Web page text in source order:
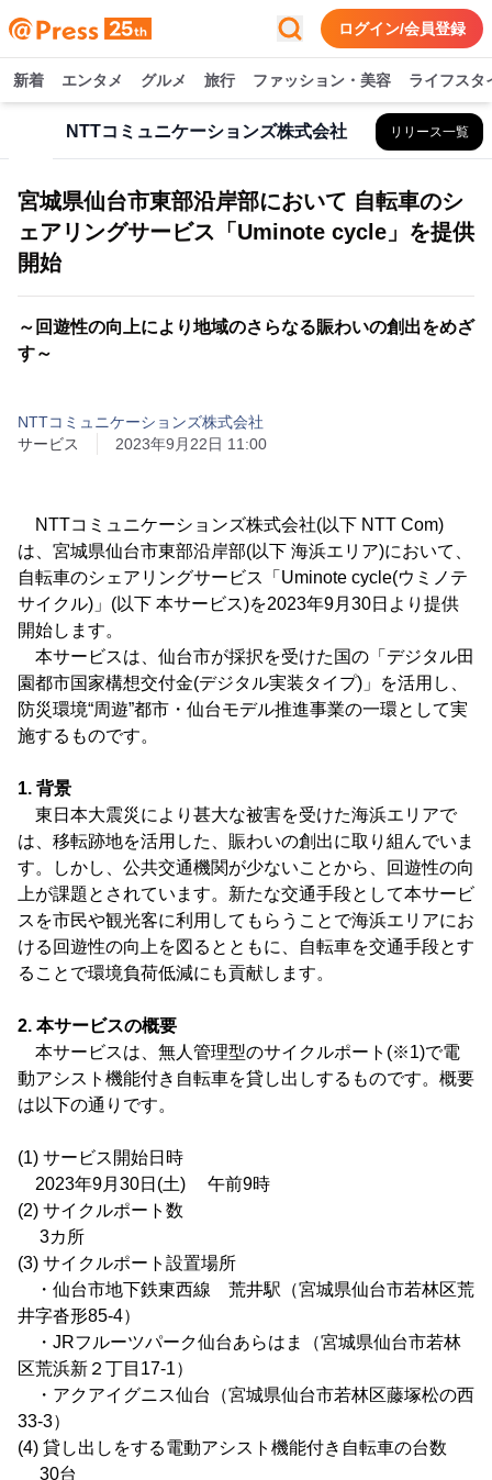
ログイン/会員登録
新着 エンタメ グルメ 旅行 ファッション・美容 ライフスタ
NTTコミュニケーションズ株式会社 リリース一覧
宮城県仙台市東部沿岸部において 自転車のシ
ェアリングサービス「Uminote cycle」を提供
開始
～回遊性の向上により地域のさらなる賑わいの創出をめざ
す～
NTTコミュニケーションズ株式会社
サービス
2023年9月22日 11:00
NTTコミュニケーションズ株式会社(以下 NTT Com)
は、宮城県仙台市東部沿岸部(以下 海浜エリア)において、
自転車のシェアリングサービス「Uminote cycle(ウミノテ
サイクル)」(以下 本サービス)を2023年9月30日より提供
開始します。
本サービスは、仙台市が採択を受けた国の「デジタル田
園都市国家構想交付金(デジタル実装タイプ)」を活用し、
防災環境“周遊”都市・仙台モデル推進事業の一環として実
施するものです。
1. 背景
東日本大震災により甚大な被害を受けた海浜エリアで
は、移転跡地を活用した、賑わいの創出に取り組んでいま
す。しかし、公共交通機関が少ないことから、回遊性の向
上が課題とされています。新たな交通手段として本サービ
スを市民や観光客に利用してもらうことで海浜エリアにお
ける回遊性の向上を図るとともに、自転車を交通手段とす
ることで環境負荷低減にも貢献します。
2. 本サービスの概要
本サービスは、無人管理型のサイクルポート(※1)で電
動アシスト機能付き自転車を貸し出しするものです。概要
は以下の通りです。
(1) サービス開始日時
2023年9月30日(土) 午前9時
(2) サイクルポート数
3カ所
(3) サイクルポート設置場所
・仙台市地下鉄東西線 荒井駅（宮城県仙台市若林区荒
井字沓形85-4）
・JRフルーツパーク仙台あらはま（宮城県仙台市若林
区荒浜新２丁目17-1）
・アクアイグニス仙台（宮城県仙台市若林区藤塚松の西
33-3）
(4) 貸し出しをする電動アシスト機能付き自転車の台数
30台